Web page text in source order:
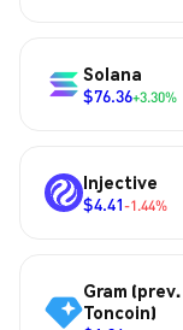
Solana
$76.36+3.30%
Injective
$4.41-1.44%
Gram (prev.
Toncoin)